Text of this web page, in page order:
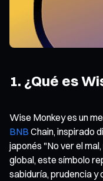
1. ¿Qué es
Wise Monkey es un
BNB Chain, inspirado
japonés "No ver el
global, este símbolo
sabiduría, prudencia y